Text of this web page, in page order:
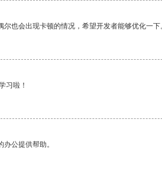
也会出现卡顿的情况，希望开发者能够优化一下
习啦！
公提供帮助。